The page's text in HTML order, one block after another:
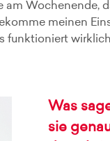
am Wochenende,
meinen
funktioniert
Was
sie